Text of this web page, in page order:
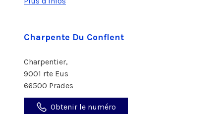
Charpente Du Conflent
Charpentier,
9001 rte Eus
66500 Prades
Obtenir le numéro